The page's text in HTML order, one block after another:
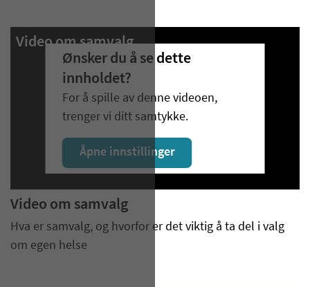
Video om samvalg
Ønsker du å se dette
innholdet?
For å spille av denne videoen,
trenger vi ditt samtykke.
Åpne innstillinger
Video om samvalg
Hva er samvalg, og hvorfor er det viktig å ta del i valg
om egen helse